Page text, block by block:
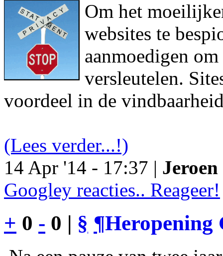
Om het
websites te
aanmoedigen
versleutelen.
voordeel in de
(Lees verder...!)
14 Apr '14 - 17:37 |
Googley reacties.. Reageer!
+ 0 - 0 | § ¶Heropening